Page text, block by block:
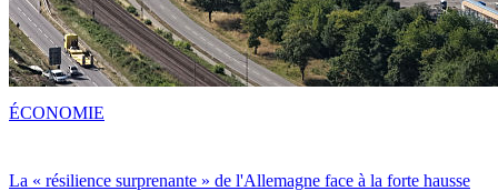
La « résilience surprenante » de l'Allemagne face à la forte hausse
ÉCONOMIE